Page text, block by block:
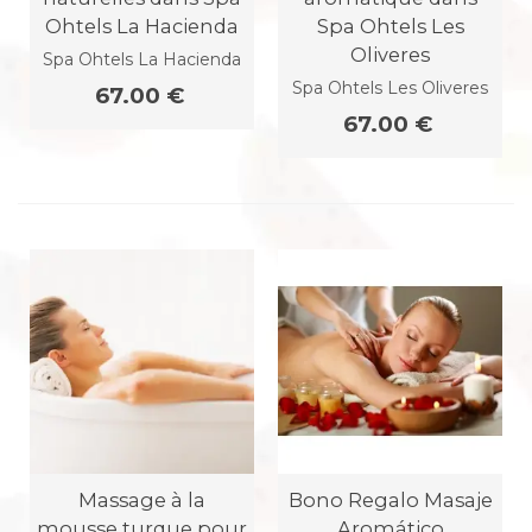
Ohtels La Hacienda
Spa Ohtels La Hacienda
67.00 €
Spa Ohtels Les
Oliveres
Spa Ohtels Les Oliveres
67.00 €
Massage à la
Bono Regalo Masaje